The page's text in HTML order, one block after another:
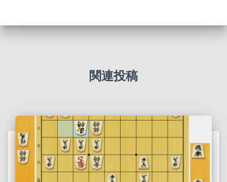
関連投稿